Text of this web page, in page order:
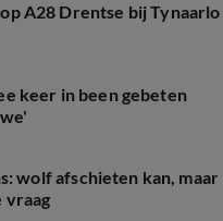
A28 Drentse bij Tynaarlo
keer in been gebeten
wolf afschieten kan, maar
vraag